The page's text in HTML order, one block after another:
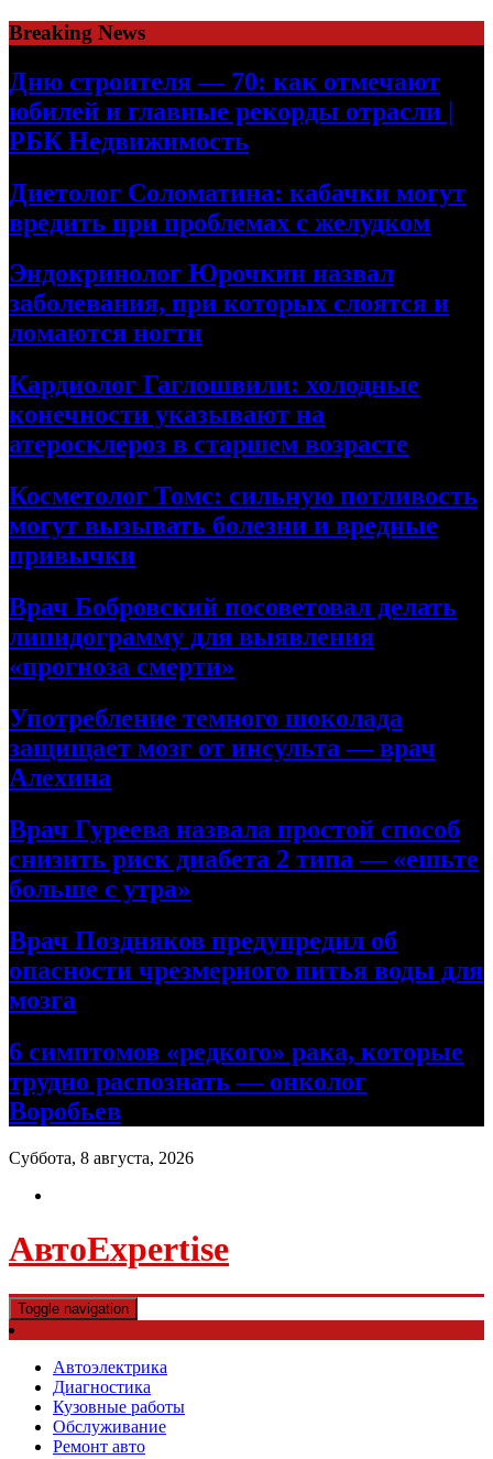
Skip
to
content
Breaking News
Дню строителя — 70: как отмечают
юбилей и главные рекорды отрасли |
РБК Недвижимость
Диетолог Соломатина: кабачки могут
вредить при проблемах с желудком
Эндокринолог Юрочкин назвал
заболевания, при которых слоятся и
ломаются ногти
Кардиолог Гаглошвили: холодные
конечности указывают на
атеросклероз в старшем возрасте
Косметолог Томс: сильную потливость
могут вызывать болезни и вредные
привычки
Врач Бобровский посоветовал делать
липидограмму для выявления
«прогноза смерти»
Употребление темного шоколада
защищает мозг от инсульта — врач
Алехина
Врач Гуреева назвала простой способ
снизить риск диабета 2 типа — «ешьте
больше с утра»
Врач Поздняков предупредил об
опасности чрезмерного питья воды для
мозга
6 симптомов «редкого» рака, которые
трудно распознать — онколог
Воробьев
Суббота, 8 августа, 2026
АвтоExpertise
Toggle navigation
Автоэлектрика
Диагностика
Кузовные работы
Обслуживание
Ремонт авто